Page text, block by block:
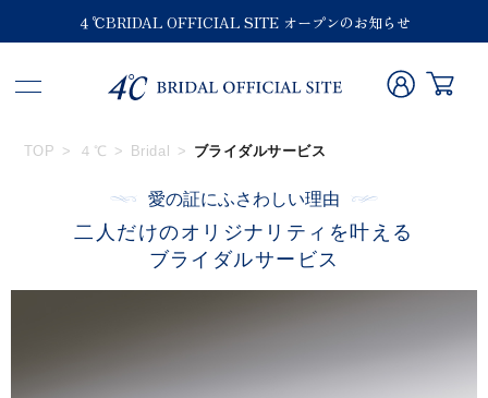
４℃BRIDAL OFFICIAL SITE オープンのお知らせ
TOP ４℃ Bridal ブライダルサービス
愛の証にふさわしい理由
二人だけのオリジナリティを叶える
ブライダルサービス